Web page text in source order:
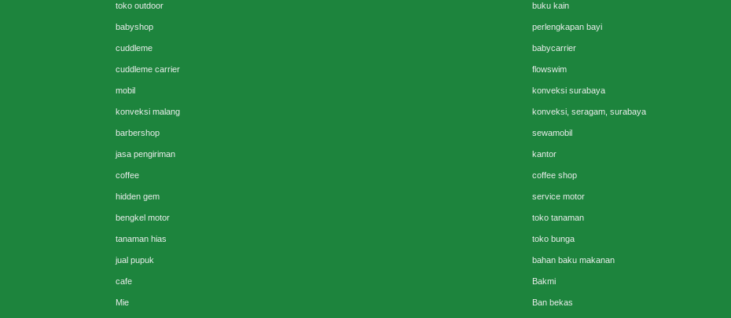
toko outdoor buku kain
babyshop perlengkapan bayi
cuddleme babycarrier
cuddleme carrier flowswim
mobil konveksi surabaya
konveksi malang konveksi, seragam, surabaya
barbershop sewamobil
jasa pengiriman kantor
coffee coffee shop
hidden gem service motor
bengkel motor toko tanaman
tanaman hias toko bunga
jual pupuk bahan baku makanan
cafe Bakmi
Mie Ban bekas